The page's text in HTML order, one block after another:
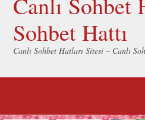
Sohbet Hattı
Canlı Sohbet Hatları Sitesi – Canlı